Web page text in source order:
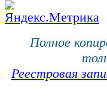
Полное
Реестровая